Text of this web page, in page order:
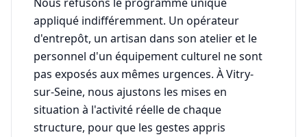
Nous refusons le programme unique
appliqué indifféremment. Un opérateur
d'entrepôt, un artisan dans son atelier et le
personnel d'un équipement culturel ne sont
pas exposés aux mêmes urgences. À Vitry-
sur-Seine, nous ajustons les mises en
situation à l'activité réelle de chaque
structure, pour que les gestes appris